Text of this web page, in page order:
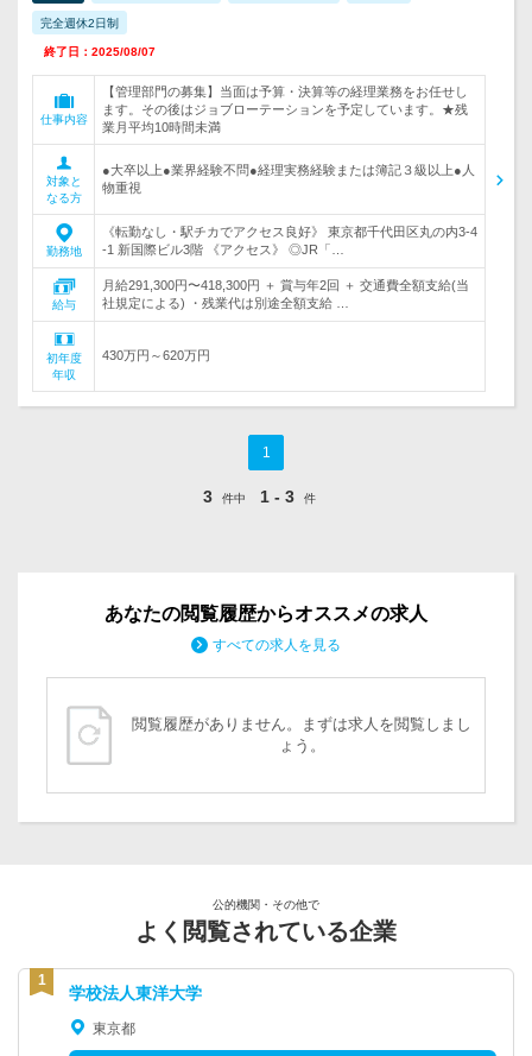
完全週休2日制
終了日：2025/08/07
仕事内容
【管理部門の募集】当面は予算・決算等の経理業務をお任せし
ます。その後はジョブローテーションを予定しています。★残
業月平均10時間未満
対象と
なる方
●大卒以上●業界経験不問●経理実務経験または簿記３級以上●人
物重視
勤務地
《転勤なし・駅チカでアクセス良好》 東京都千代田区丸の内3-4
-1 新国際ビル3階 《アクセス》 ◎JR「…
給与
月給291,300円〜418,300円 ＋ 賞与年2回 ＋ 交通費全額支給(当
社規定による) ・残業代は別途全額支給 …
初年度
年収
430万円～620万円
1
3 件中 1 - 3 件
あなたの閲覧履歴からオススメの求人
すべての求人を見る
閲覧履歴がありません。まずは求人を閲覧しまし
ょう。
公的機関・その他で
よく閲覧されている企業
学校法人東洋大学
東京都